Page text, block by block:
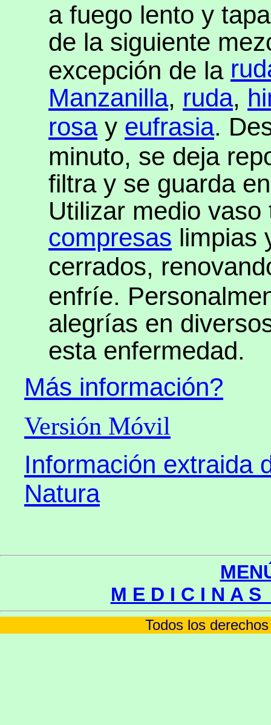
a fuego lento y
de la siguiente
excepción de la
Manzanilla, ruda,
rosay eufrasia.
minuto, se deja
filtra y se guarda
Utilizar medio
compresas limpias
cerrados,
enfríe.
alegrías en
esta enfermedad.
Más información?
Versión Móvil
Información extraida
Natura
M E D I C I N A
Todos los